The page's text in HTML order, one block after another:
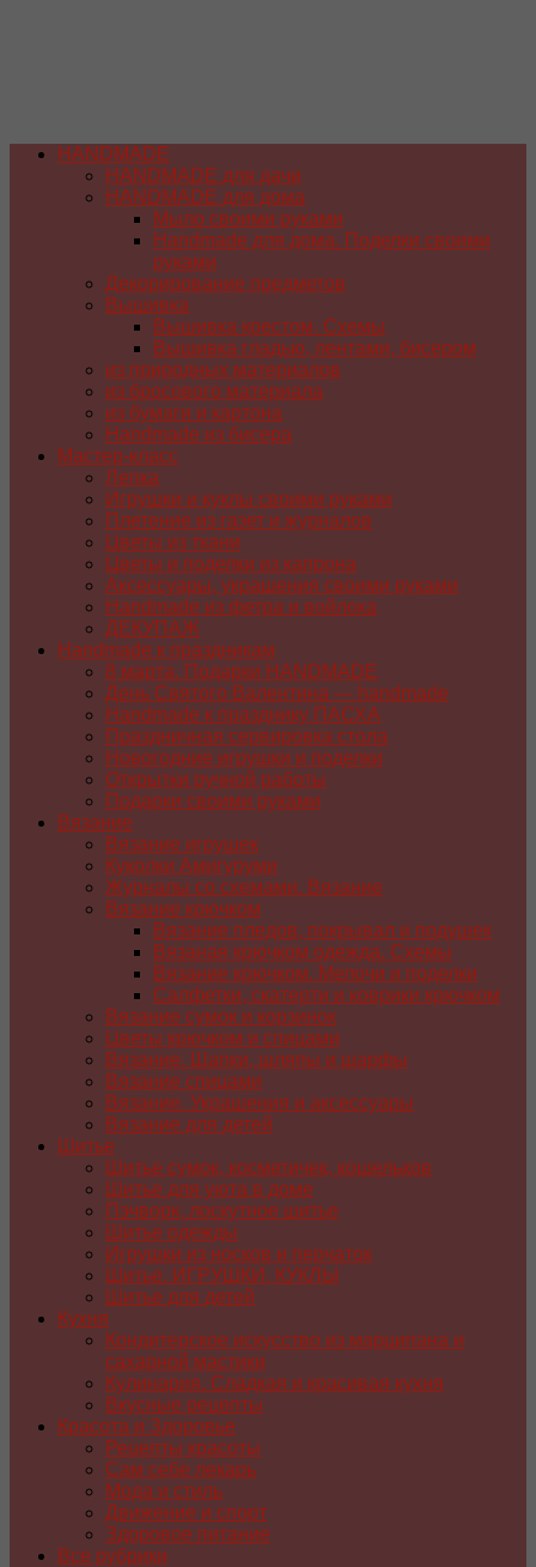
HANDMADE
HANDMADE для дачи
HANDMADE для дома
Мыло своими руками
Handmade для дома. Поделки своими
руками
Декорирование предметов
Вышивка
Вышивка крестом. Схемы
Вышивка гладью, лентами, бисером
из природных материалов
из бросового материала
из бумаги и картона
Handmade из бисера
Мастер-класс
Лепка
Игрушки и куклы своими руками
Плетение из газет и журналов
Цветы из ткани
Цветы и поделки из капрона
Аксессуары, украшения своими руками
Handmade из фетра и войлока
ДЕКУПАЖ
Handmade к праздникам
8 марта. Подарки HANDMADE
День Святого Валентина — handmade
Handmade к празднику ПАСХA
Праздничная сервировка стола
Новогодние игрушки и поделки
Открытки ручной работы
Подарки своими руками
Вязание
Вязание игрушек
Куколки Амигуруми
Журналы со схемами. Вязание
Вязание крючком
Вязание пледов, покрывал и подушек
Вязаная крючком одежда. Схемы
Вязание крючком. Мелочи и поделки
Салфетки, скатерти и коврики крючком
Вязание сумок и корзинок
Цветы крючком и спицами
Вязание. Шапки, шляпы и шарфы
Вязание спицами
Вязание. Украшения и аксессуары
Вязание для детей
Шитье
Шитье сумок, косметичек, кошельков
Шитье для уюта в доме
Пэчворк, лоскутное шитье
Шитье одежды
Игрушки из носков и перчаток
Шитье. ИГРУШКИ, КУКЛЫ
Шитье для детей
Кухня
Кондитерское искусство из марципана и
сахарной мастики
Кулинария. Сладкая и красивая кухня
Вкусные рецепты
Красота и Здоровье
Рецепты красоты
Сам себе лекарь
Мода и стиль
Движение и спорт
Здоровое питание
Все рубрики